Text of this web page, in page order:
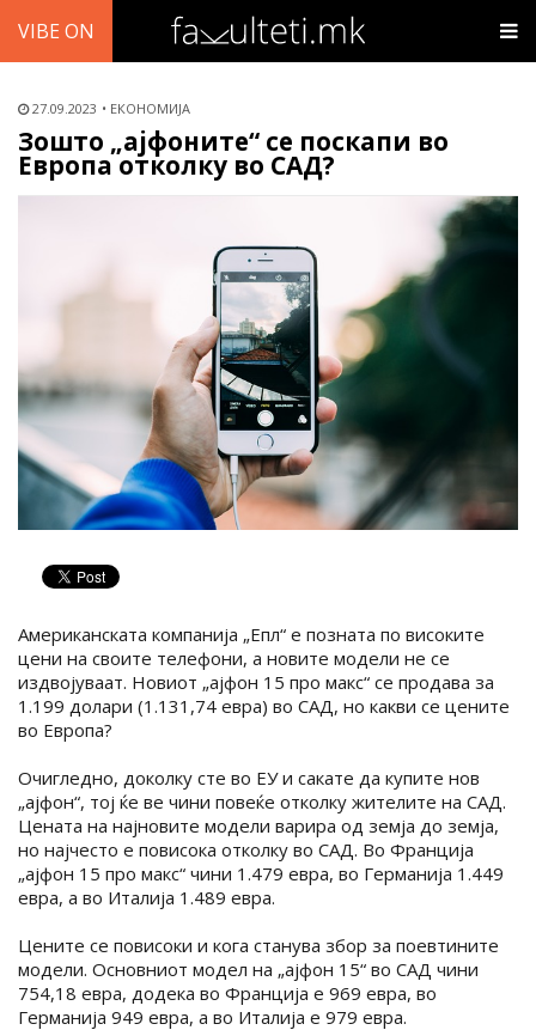
VIBE ON
27.09.2023 ЕКОНОМИЈА
Зошто „ајфоните“ се поскапи во
Европа отколку во САД?
Американската компанија „Епл“ е позната по високите
цени на своите телефони, а новите модели не се
издвојуваат. Новиот „ајфон 15 про макс“ се продава за
1.199 долари (1.131,74 евра) во САД, но какви се цените
во Европа?
Очигледно, доколку сте во ЕУ и сакате да купите нов
„ајфон“, тој ќе ве чини повеќе отколку жителите на САД.
Цената на најновите модели варира од земја до земја,
но најчесто е повисока отколку во САД. Во Франција
„ајфон 15 про макс“ чини 1.479 евра, во Германија 1.449
евра, а во Италија 1.489 евра.
Цените се повисоки и кога станува збор за поевтините
модели. Основниот модел на „ајфон 15“ во САД чини
754,18 евра, додека во Франција е 969 евра, во
Германија 949 евра, а во Италија е 979 евра.